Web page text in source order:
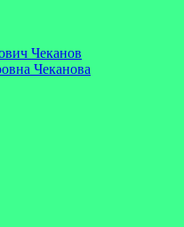
Чеканов
Чеканова